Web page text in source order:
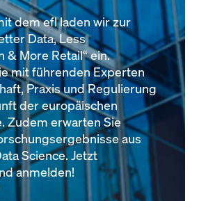
dem efl laden wir zur
Data, Less
& More Retail“ ein.
mit führenden Experten
Praxis und Regulierung
der europäischen
Zudem erwarten Sie
aus
Science. Jetzt
anmelden!